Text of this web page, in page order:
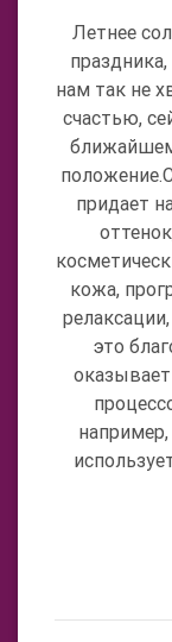
Летнее
нам так не
счастью,
придает
кожа,
это